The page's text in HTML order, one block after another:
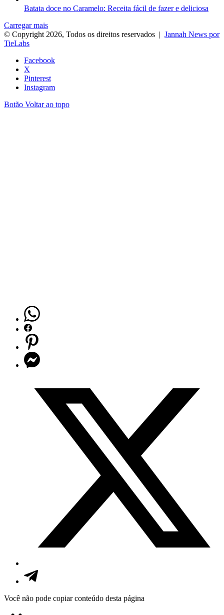
Batata doce no Caramelo: Receita fácil de fazer e deliciosa
Carregar mais
© Copyright 2026, Todos os direitos reservados | Jannah News por
TieLabs
Facebook
X
Pinterest
Instagram
Botão Voltar ao topo
Você não pode copiar conteúdo desta página